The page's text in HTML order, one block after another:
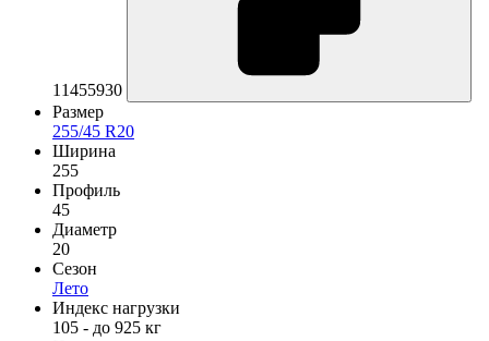
11455930
Размер
255/45 R20
Ширина
255
Профиль
45
Диаметр
20
Сезон
Лето
Индекс нагрузки
105 - до 925 кг